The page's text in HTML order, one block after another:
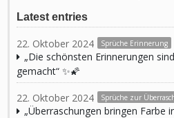
Latest entries
22. Oktober 2024 Sprüche Erinnerung
„Die schönsten Erinnerungen
gemacht“ ✨🌠
22. Oktober 2024 Sprüche zur
„Überraschungen bringen Farbe